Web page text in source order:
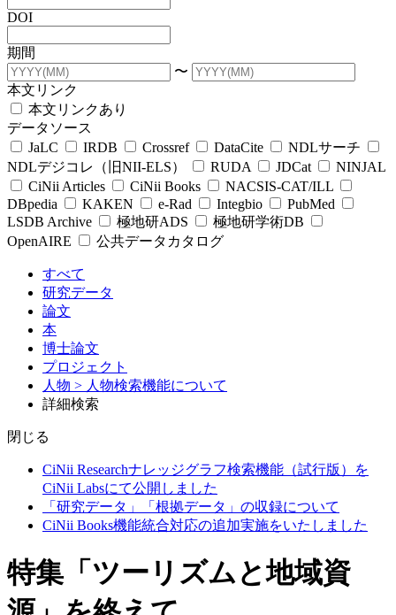
DOI
期間
〜
本文リンク
本文リンクあり
データソース
JaLC
IRDB Crossref DataCite
NDLサーチ
NDLデジコレ（旧NII-ELS）
RUDA JDCat
NINJAL
CiNii Articles
CiNii Books
NACSIS-CAT/ILL
DBpedia
KAKEN e-Rad Integbio
PubMed
LSDB Archive
極地研ADS
極地研学術DB
OpenAIRE
公共データカタログ
すべて
研究データ
論文
本
博士論文
プロジェクト
人物 > 人物検索機能について
詳細検索
閉じる
CiNii Researchナレッジグラフ検索機能（試行版）を
CiNii Labsにて公開しました
「研究データ」「根拠データ」の収録について
CiNii Books機能統合対応の追加実施をいたしました
特集「ツーリズムと地域資